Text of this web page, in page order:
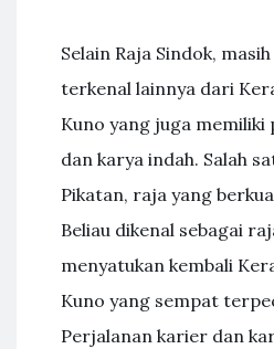
Selain Raja Sindok,
terkenal lainnya dari
Kuno yang juga
dan karya indah. Salah
Pikatan, raja yang
Beliau dikenal sebagai
menyatukan kembali
Kuno yang sempat
Perjalanan karier dan